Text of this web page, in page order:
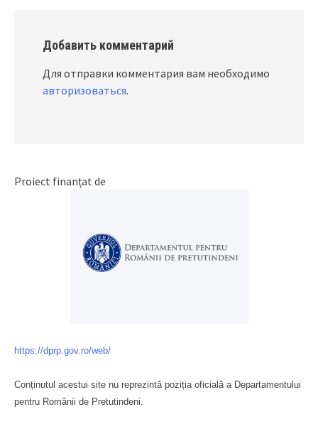
Добавить комментарий
Для отправки комментария вам необходимо
авторизоваться.
Proiect finanțat de
https://dprp.gov.ro/web/
Conținutul acestui site nu reprezintă poziția oficială a Departamentului
pentru Românii de Pretutindeni.